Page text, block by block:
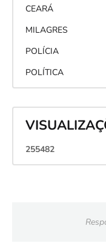
CEARÁ
MILAGRES
POLÍCIA
POLÍTICA
255482